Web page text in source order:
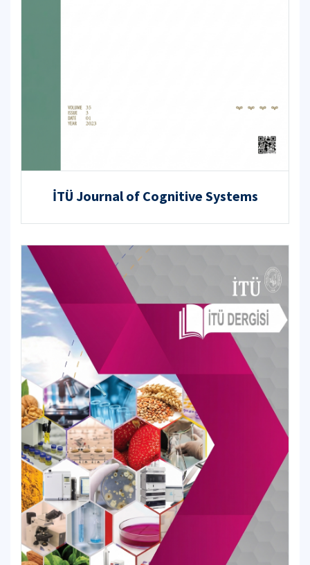
İTÜ Journal of Cognitive Systems